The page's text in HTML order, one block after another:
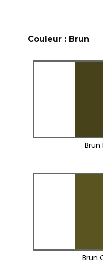
Couleur : Brun
Brun
Brun